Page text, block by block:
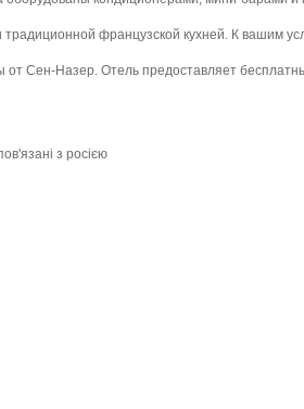
французской кухней. К вашим
Сен-Назер. Отель предоставляет
з росією